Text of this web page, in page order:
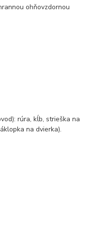
ohňovzdornou
rúra, kĺb, strieška na
na dvierka).